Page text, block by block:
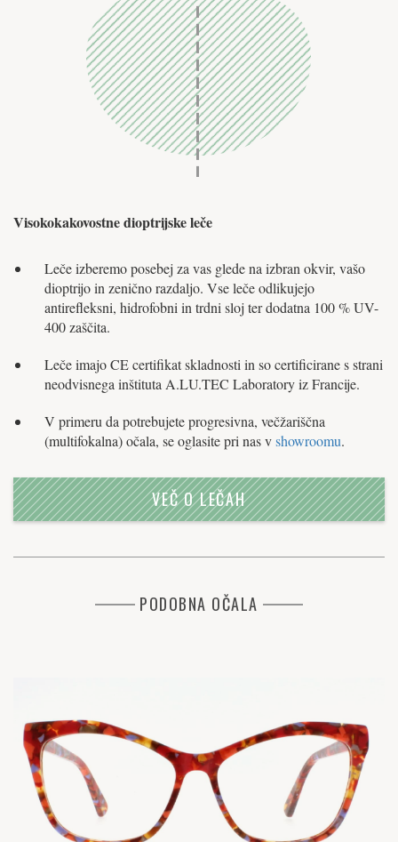
Visokokakovostne dioptrijske leče
Leče izberemo posebej za vas glede na izbran okvir, vašo
dioptrijo in zenično razdaljo. Vse leče odlikujejo
antirefleksni, hidrofobni in trdni sloj ter dodatna 100 % UV-
400 zaščita.
Leče imajo CE certifikat skladnosti in so certificirane s strani
neodvisnega inštituta A.LU.TEC Laboratory iz Francije.
V primeru da potrebujete progresivna, večžariščna
(multifokalna) očala, se oglasite pri nas vshowroomu.
VEČ O LEČAH
PODOBNA OČALA